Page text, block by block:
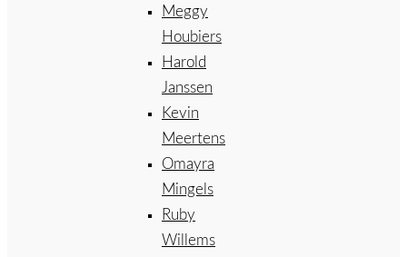
Meggy
Houbiers
Harold
Janssen
Kevin
Meertens
Omayra
Mingels
Ruby
Willems